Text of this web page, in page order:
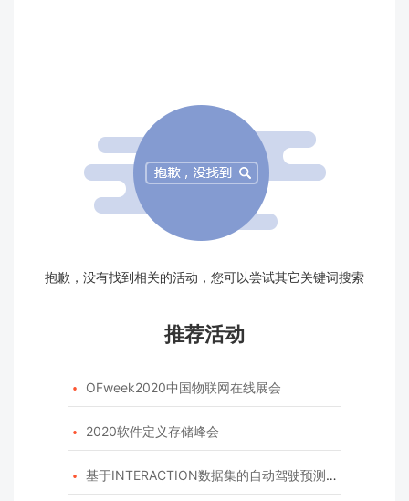
抱歉，没有找到相关的活动，您可以尝试其它关键词搜索
推荐活动
 OFweek2020中国物联网在线展会
 2020软件定义存储峰会
 基于INTERACTION数据集的自动驾驶预测模型挑战赛